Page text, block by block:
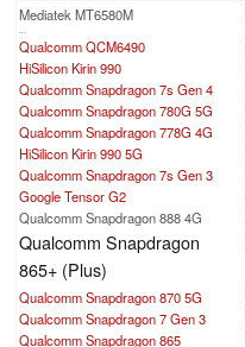
Mediatek MT6580M
...
Qualcomm QCM6490
HiSilicon Kirin 990
Qualcomm Snapdragon 7s Gen 4
Qualcomm Snapdragon 780G 5G
Qualcomm Snapdragon 778G 4G
HiSilicon Kirin 990 5G
Qualcomm Snapdragon 7s Gen 3
Google Tensor G2
Qualcomm Snapdragon 888 4G
Qualcomm Snapdragon
865+ (Plus)
Qualcomm Snapdragon 870 5G
Qualcomm Snapdragon 7 Gen 3
Qualcomm Snapdragon 865